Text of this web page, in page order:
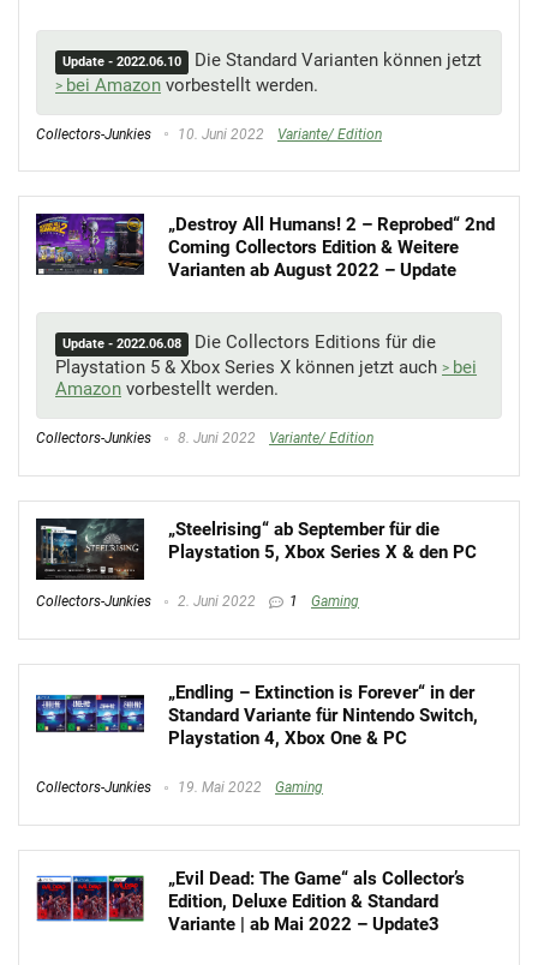
Update - 2022.06.10
Die Standard Varianten können jetzt
bei Amazon vorbestellt werden.
Collectors-Junkies 10. Juni 2022 Variante/ Edition
„Destroy All Humans! 2 – Reprobed“ 2nd
Coming Collectors Edition & Weitere
Varianten ab August 2022 – Update
Update - 2022.06.08
Die Collectors Editions für die
Playstation 5 & Xbox Series X können jetzt auch
bei
Amazon vorbestellt werden.
Collectors-Junkies 8. Juni 2022 Variante/ Edition
„Steelrising“ ab September für die
Playstation 5, Xbox Series X & den PC
Collectors-Junkies 2. Juni 2022 1 Gaming
„Endling – Extinction is Forever“ in der
Standard Variante für Nintendo Switch,
Playstation 4, Xbox One & PC
Collectors-Junkies 19. Mai 2022 Gaming
„Evil Dead: The Game“ als Collector’s
Edition, Deluxe Edition & Standard
Variante | ab Mai 2022 – Update3